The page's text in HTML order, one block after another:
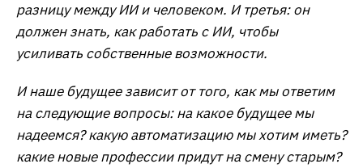
разницу между ИИ и человеком. И третья: он
должен знать, как работать с ИИ, чтобы
усиливать собственные возможности.
И наше будущее зависит от того, как мы ответим
на следующие вопросы: на какое будущее мы
надеемся? какую автоматизацию мы хотим иметь?
какие новые профессии придут на смену старым?